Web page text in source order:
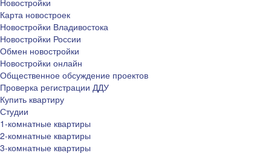
Новостройки
Карта новостроек
Новостройки Владивостока
Новостройки России
Обмен новостройки
Новостройки онлайн
Общественное обсуждение проектов
Проверка регистрации ДДУ
Купить квартиру
Студии
1-комнатные квартиры
2-комнатные квартиры
3-комнатные квартиры